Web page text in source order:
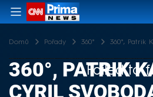
Domů Pořady 360° 360°, Patrik
Failed to
360°, PATRIK
CYRIL